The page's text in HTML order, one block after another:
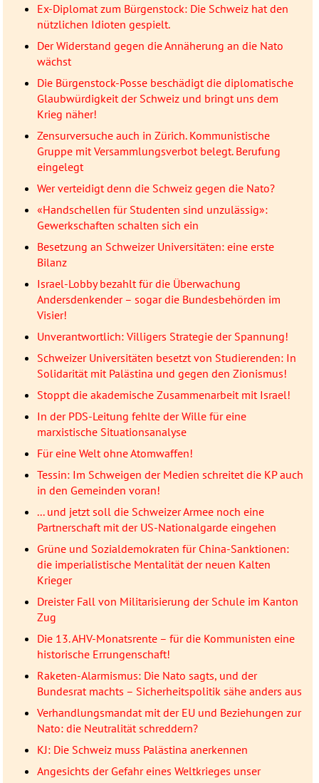
Ex-Diplomat zum Bürgenstock: Die Schweiz hat den
nützlichen Idioten gespielt.
Der Widerstand gegen die Annäherung an die Nato
wächst
Die Bürgenstock-Posse beschädigt die diplomatische
Glaubwürdigkeit der Schweiz und bringt uns dem
Krieg näher!
Zensurversuche auch in Zürich. Kommunistische
Gruppe mit Versammlungsverbot belegt. Berufung
eingelegt
Wer verteidigt denn die Schweiz gegen die Nato?
«Handschellen für Studenten sind unzulässig»:
Gewerkschaften schalten sich ein
Besetzung an Schweizer Universitäten: eine erste
Bilanz
Israel-Lobby bezahlt für die Überwachung
Andersdenkender – sogar die Bundesbehörden im
Visier!
Unverantwortlich: Villigers Strategie der Spannung!
Schweizer Universitäten besetzt von Studierenden: In
Solidarität mit Palästina und gegen den Zionismus!
Stoppt die akademische Zusammenarbeit mit Israel!
In der PDS-Leitung fehlte der Wille für eine
marxistische Situationsanalyse
Für eine Welt ohne Atomwaffen!
Tessin: Im Schweigen der Medien schreitet die KP auch
in den Gemeinden voran!
... und jetzt soll die Schweizer Armee noch eine
Partnerschaft mit der US-Nationalgarde eingehen
Grüne und Sozialdemokraten für China-Sanktionen:
die imperialistische Mentalität der neuen Kalten
Krieger
Dreister Fall von Militarisierung der Schule im Kanton
Zug
Die 13. AHV-Monatsrente – für die Kommunisten eine
historische Errungenschaft!
Raketen-Alarmismus: Die Nato sagts, und der
Bundesrat machts – Sicherheitspolitik sähe anders aus
Verhandlungsmandat mit der EU und Beziehungen zur
Nato: die Neutralität schreddern?
KJ: Die Schweiz muss Palästina anerkennen
Angesichts der Gefahr eines Weltkrieges unser